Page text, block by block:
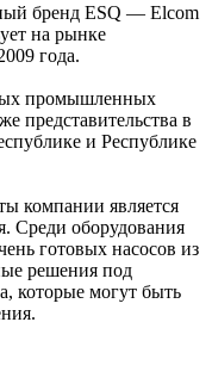
бренд ESQ — Elcom
на рынке
года.
промышленных
представительства в
и Республике
компании является
Среди оборудования
готовых насосов из
решения под
которые могут быть